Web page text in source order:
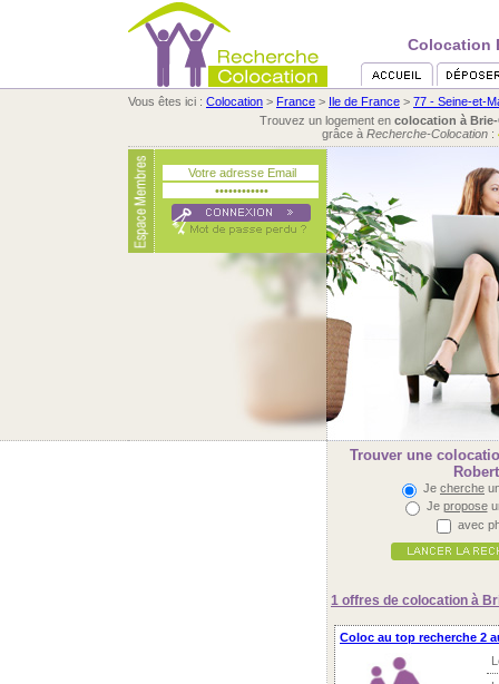
Colocation
Vous êtes ici : Colocation > France > Ile de France > 77 - Seine-et-
Trouvez un logement en colocation à
grâce à Recherche-Colocation:
Trouver une
Je cherche
Je propose
avec
1 offres de colocation à
Coloc au top recherche 2